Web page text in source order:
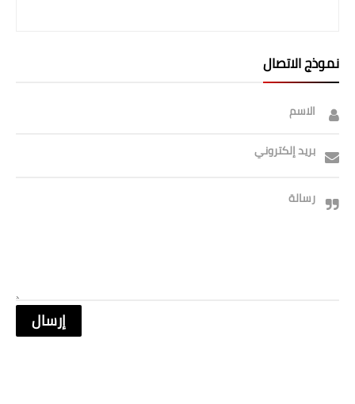
نموذج الاتصال
الاسم
بريد إلكتروني
رسالة